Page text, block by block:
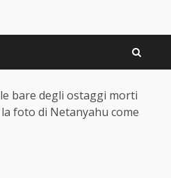
bare degli ostaggi morti
foto di Netanyahu come